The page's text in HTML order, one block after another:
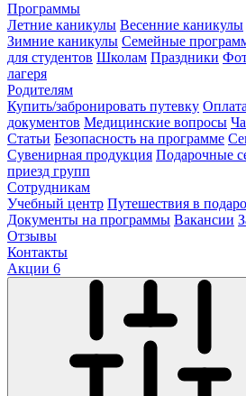
Программы
Летние каникулы Весенние каникулы
Зимние каникулы Семейные
для студентов Школам Праздники
лагеря
Родителям
Купить/забронировать путевку
документов Медицинские вопросы
Статьи Безопасность на программе
Сувенирная продукция Подарочные
приезд групп
Сотрудникам
Учебный центр Путешествия в
Документы на программы Вакансии
Отзывы
Контакты
Акции 6